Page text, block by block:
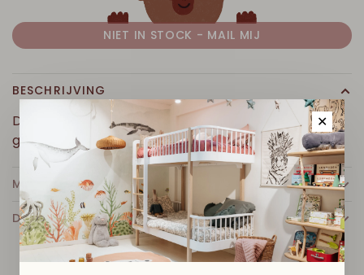
NIET IN STOCK - MAIL MIJ
BESCHRIJVING
De merinowol zorgt ervoor dat jouw kleintje warm
genoeg blijft.
MEER INFO
DETAILS
✕